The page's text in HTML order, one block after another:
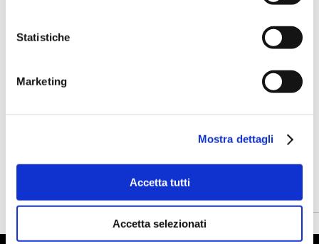
Statistiche
Marketing
Mostra dettagli
Accetta tutti
Accetta selezionati